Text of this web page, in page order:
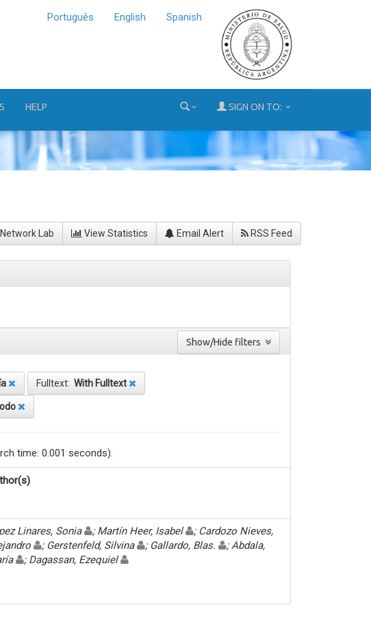
Português English Spanish
HELP SIGN ON TO:
Network Lab View Statistics Email Alert RSS Feed
Fulltext: With Fulltext
time: 0.001 seconds).
Linares, Sonia ; Martín Heer, Isabel
; Cardozo Nieves,
; Gerstenfeld, Silvina ; Gallardo, Blas.
; Abdala,
; Dagassan, Ezequiel